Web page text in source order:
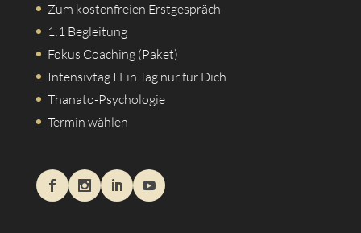
Zum kostenfreien Erstgespräch
1:1 Begleitung
Fokus Coaching (Paket)
Intensivtag I Ein Tag nur für Dich
Thanato-Psychologie
Termin wählen